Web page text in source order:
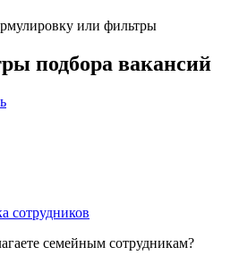
или фильтры
подбора вакансий
сотрудников
семейным сотрудникам?